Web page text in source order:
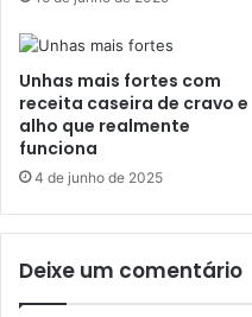
Unhas mais fortes com
receita caseira de cravo e
alho que realmente
funciona
4 de junho de 2025
Deixe um comentário